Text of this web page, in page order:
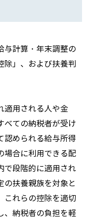
与計算・年末調整の
除」、および扶養判
適用される人や金
べての納税者が受け
認められる給与所得
場合に利用できる配
で段階的に適用され
の扶養親族を対象と
これらの控除を適切
、納税者の負担を軽